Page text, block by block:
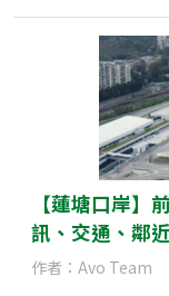
【蓮塘口岸】
訊、交通、鄰
作者：Avo Team